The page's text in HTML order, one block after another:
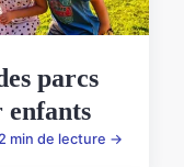
parcs
enfants
min de lecture →